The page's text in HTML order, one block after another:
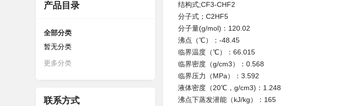
产品目录
全部分类
暂无分类
更多分类
联系方式
结构式;CF3-CHF2
分子式； C2HF5
分子量(g/mol)： 120.02
沸点（℃）： -48.45
临界温度（℃）： 66.015
临界密度（g/cm3）： 0.568
临界压力（MPa）： 3.592
液体密度（20℃，g/cm3)： 1.248
沸点下蒸发潜能（kJ/kg）： 165